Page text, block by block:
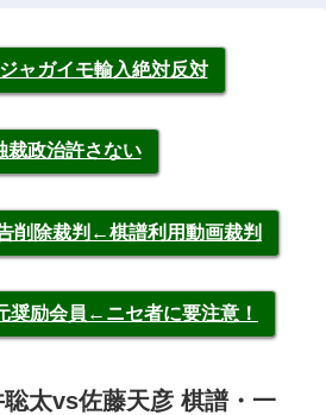
ャガイモ輸入絶対反対
裁政治許さない
削除裁判←棋譜利用動画裁判
奨励会員←ニセ者に要注意！
太vs佐藤天彦 棋譜・一